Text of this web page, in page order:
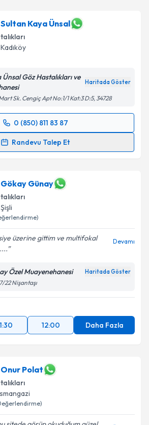
Kaya Ünsal
Göz Hastalıkları ve
Haritada Göster
Sk. Cengiç Apt No:1/1 Kat:3 D:5, 34728
0 (850) 811 83 87
Randevu Talep Et
Talebi
e-posta ile
ve kişisel verilerimin belirtilen
işlenmesini kabul ediyorum.
Talebini Gönder
Günay
üzerine gittim ve multifokal
Devamı
Özel Muayenehanesi Haritada Göster
22 Nişantaşı
12:00 Daha Fazla
Polat